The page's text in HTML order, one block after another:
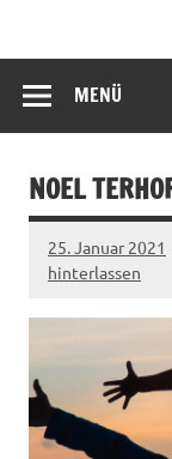
MENÜ
NOEL
25. Januar 2021
hinterlassen